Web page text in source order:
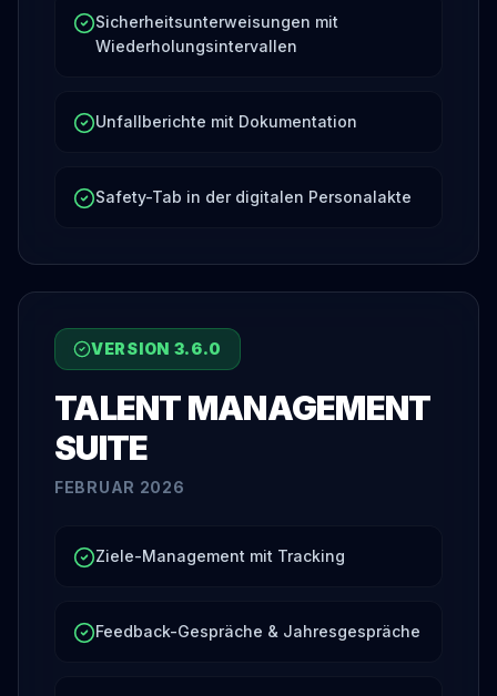
Sicherheitsunterweisungen mit
Wiederholungsintervallen
Unfallberichte mit Dokumentation
Safety-Tab in der digitalen Personalakte
VERSION 3.6.0
TALENT MANAGEMENT
SUITE
FEBRUAR 2026
Ziele-Management mit Tracking
Feedback-Gespräche & Jahresgespräche